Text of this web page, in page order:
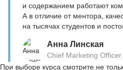
и содержанием работают
А в отличие от ментора,
на тысячах студентов и
Анна Линская
Chief Marketing
При выборе курса смотрите не